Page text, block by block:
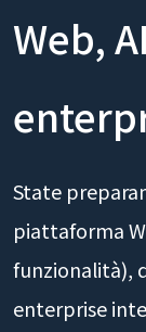
Web,
State
piattaforma
funzionalità),
enterprise